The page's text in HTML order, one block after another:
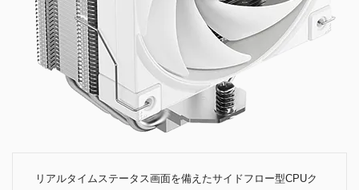
リアルタイムステータス画面を備えたサイドフロー型CPUク